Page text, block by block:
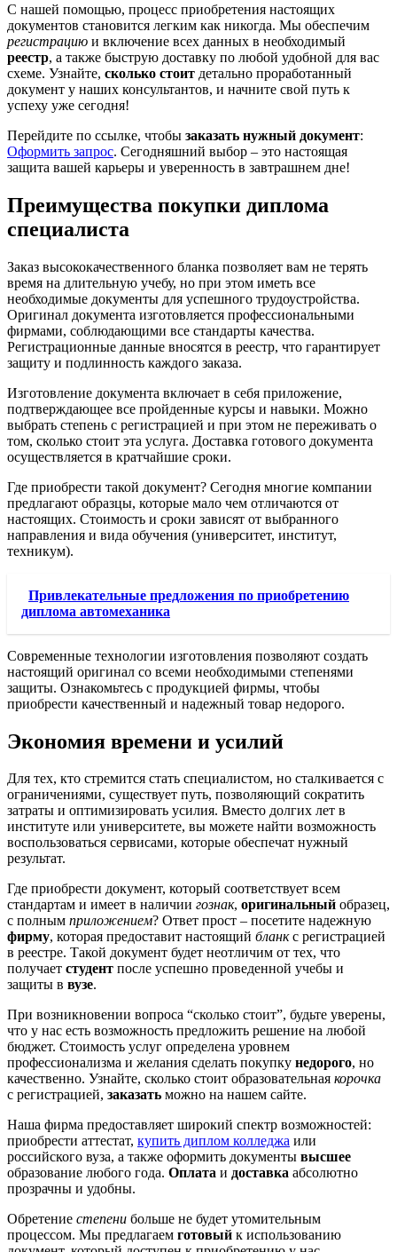
С нашей помощью, процесс приобретения настоящих
документов становится легким как никогда. Мы обеспечим
регистрацию и включение всех данных в необходимый
реестр, а также быструю доставку по любой удобной для вас
схеме. Узнайте, сколько стоит детально проработанный
документ у наших консультантов, и начните свой путь к
успеху уже сегодня!
Перейдите по ссылке, чтобы заказать нужный документ:
Оформить запрос. Сегодняшний выбор – это настоящая
защита вашей карьеры и уверенность в завтрашнем дне!
Преимущества покупки диплома
специалиста
Заказ высококачественного бланка позволяет вам не терять
время на длительную учебу, но при этом иметь все
необходимые документы для успешного трудоустройства.
Оригинал документа изготовляется профессиональными
фирмами, соблюдающими все стандарты качества.
Регистрационные данные вносятся в реестр, что гарантирует
защиту и подлинность каждого заказа.
Изготовление документа включает в себя приложение,
подтверждающее все пройденные курсы и навыки. Можно
выбрать степень с регистрацией и при этом не переживать о
том, сколько стоит эта услуга. Доставка готового документа
осуществляется в кратчайшие сроки.
Где приобрести такой документ? Сегодня многие компании
предлагают образцы, которые мало чем отличаются от
настоящих. Стоимость и сроки зависят от выбранного
направления и вида обучения (университет, институт,
техникум).
Привлекательные предложения по приобретению
диплома автомеханика
Современные технологии изготовления позволяют создать
настоящий оригинал со всеми необходимыми степенями
защиты. Ознакомьтесь с продукцией фирмы, чтобы
приобрести качественный и надежный товар недорого.
Экономия времени и усилий
Для тех, кто стремится стать специалистом, но сталкивается с
ограничениями, существует путь, позволяющий сократить
затраты и оптимизировать усилия. Вместо долгих лет в
институте или университете, вы можете найти возможность
воспользоваться сервисами, которые обеспечат нужный
результат.
Где приобрести документ, который соответствует всем
стандартам и имеет в наличии гознак, оригинальный образец,
с полным приложением? Ответ прост – посетите надежную
фирму, которая предоставит настоящий бланкс регистрацией
в реестре. Такой документ будет неотличим от тех, что
получает студент после успешно проведенной учебы и
защиты в вузе.
При возникновении вопроса “сколько стоит”, будьте уверены,
что у нас есть возможность предложить решение на любой
бюджет. Стоимость услуг определена уровнем
профессионализма и желания сделать покупку недорого, но
качественно. Узнайте, сколько стоит образовательная корочка
с регистрацией, заказать можно на нашем сайте.
Наша фирма предоставляет широкий спектр возможностей:
приобрести аттестат, купить диплом колледжа или
российского вуза, а также оформить документы высшее
образование любого года. Оплата и доставка абсолютно
прозрачны и удобны.
Обретение степени больше не будет утомительным
процессом. Мы предлагаем готовый к использованию